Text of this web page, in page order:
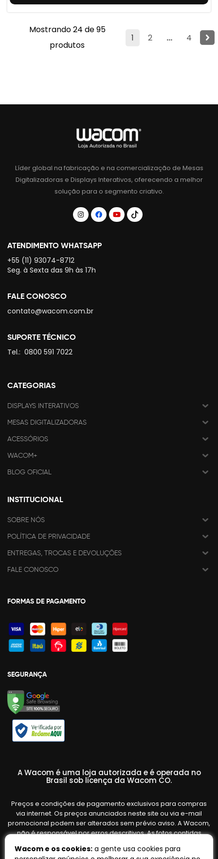
1 2 ... 4
Mostrando 24 de 95
produtos
Líder global na fabricação e na comercialização de Mesas
Digitalizadoras e Displays Interativos, oferecendo a melhor
solução para o segmento criativo.
ATENDIMENTO WHATSAPP
+55 (11) 93074-8712
Seg. à Sexta das 9h às 17h
FALE CONOSCO
contato@wacom.com.br
SUPORTE TÉCNICO
Tel.: 0800 591 7022
CATEGORIAS
DISPLAYS INTERATIVOS
MESAS DIGITALIZADORAS
ACESSÓRIOS
WACOM+
BLOG OFICIAL
INSTITUCIONAL
SOBRE NÓS
POLÍTICA DE PRIVACIDADE
ENTREGAS, TROCAS E DEVOLUÇÕES
FALE CONOSCO
FORMAS DE PAGAMENTO
SEGURANÇA
A Wacom é uma loja autorizada e é operada no
Brasil sob licença da Wacom CO.
Preços e condições de pagamento exclusivos para compras
via internet. Os preços anunciados neste site ou via e-mail
promocional podem ser alterados sem prévio aviso. A Wacom,
não é responsável por erros descritivos. As fotos contidas
variar de acordo com o fornecedor/lote do fabricante. Ofertas
Wacom e os cookies: a gente usa cookies para